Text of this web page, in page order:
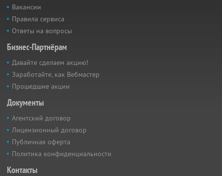
Вакансии
Правила сервиса
Ответы на вопросы
Бизнес-Партнёрам
Давайте сделаем акцию!
Заработайте, как Вебмастер
Прошедшие акции
Документы
Агентский договор
Лицензионный договор
Публичная оферта
Политика конфиденциальности
Контакты